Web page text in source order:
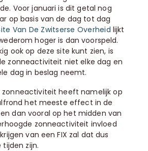
Voor januari is dit getal nog
op basis van de dag tot dag
Van De Zwitserse Overheid lijkt
hoger is dan voorspeld.
ook op deze site kunt zien, is
zonneactiviteit niet elke dag en
dag in beslag neemt.
zonneactiviteit heeft namelijk op
het meeste effect in de
dan vooral op het midden van
zonneactiviteit invloed
van een FIX zal dat dus
tijden zijn.